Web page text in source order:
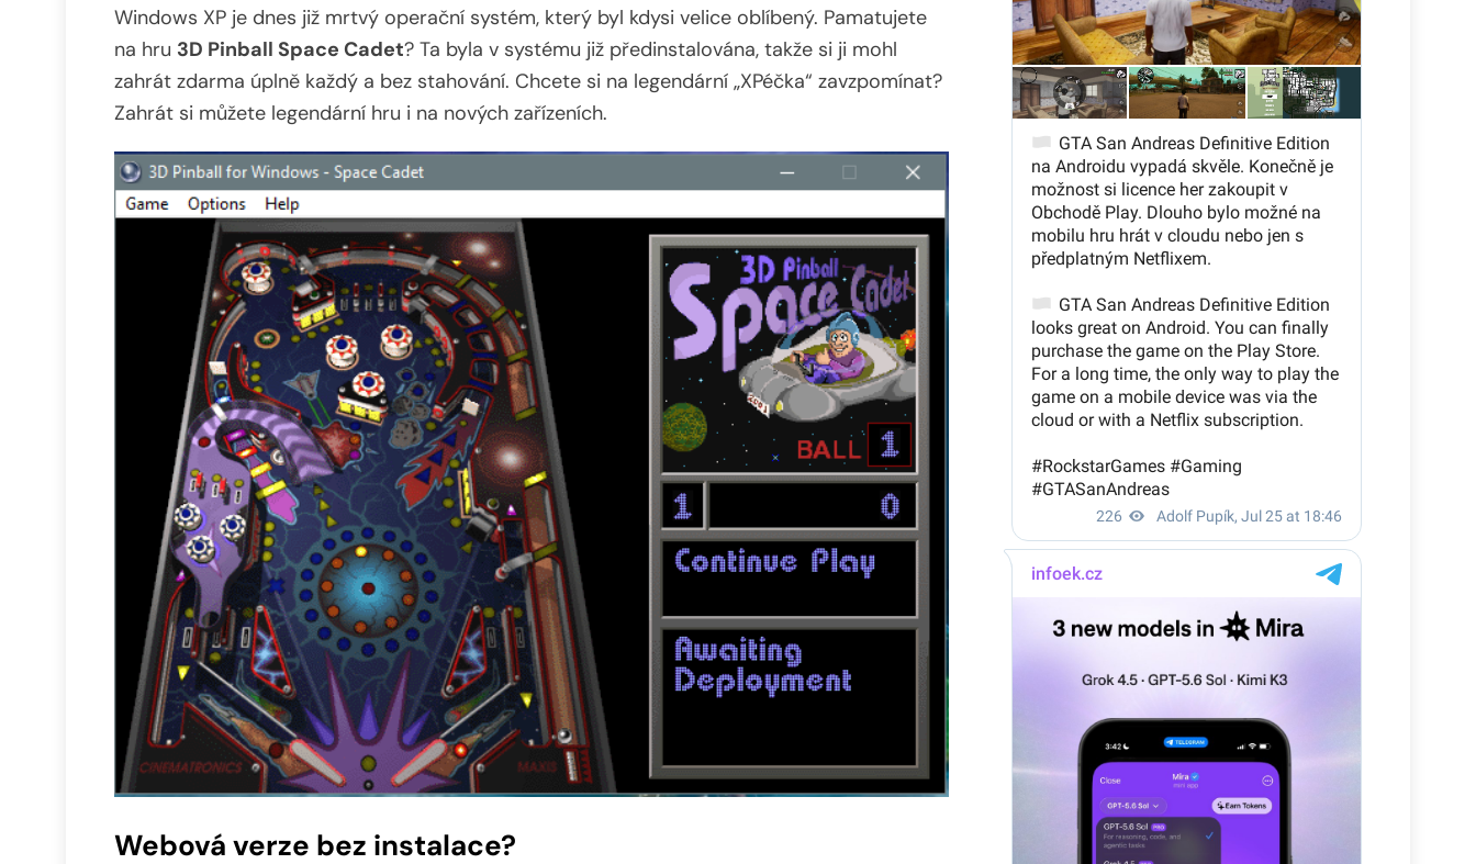
Windows XP je dnes již mrtvý operační systém, který byl kdysi velice oblíbený. Pamatujete
na hru 3D Pinball Space Cadet? Ta byla v systému již předinstalována, takže si ji mohl
zahrát zdarma úplně každý a bez stahování. Chcete si na legendární „XPéčka“ zavzpomínat?
Zahrát si můžete legendární hru i na nových zařízeních.
Webová verze bez instalace?